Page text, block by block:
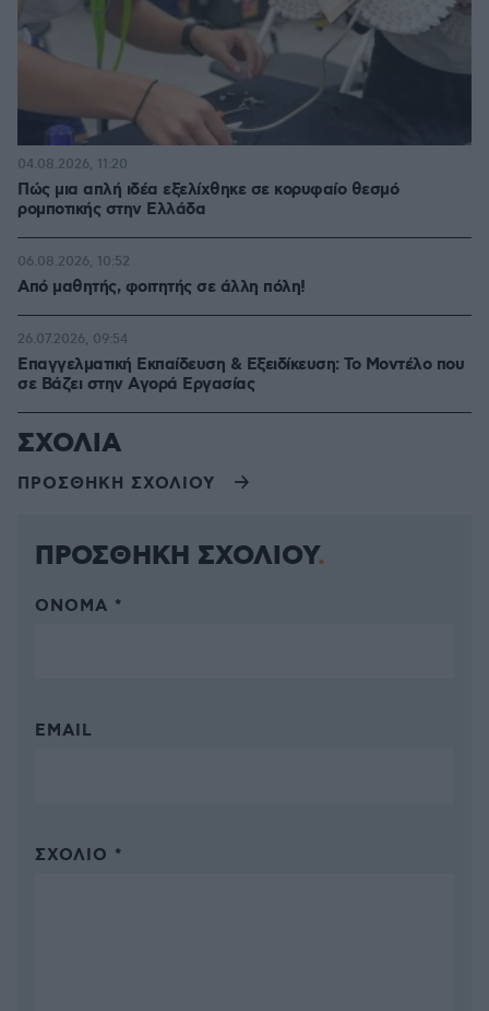
Πώς μια απλή ιδέα εξελίχθηκε σε κορυφαίο θεσμό
ρομποτικής στην Ελλάδα
04.08.2026, 11:20
Από μαθητής, φοιτητής σε άλλη πόλη!
06.08.2026, 10:52
Επαγγελματική Εκπαίδευση & Εξειδίκευση: Το Mοντέλο που
σε Bάζει στην Aγορά Eργασίας
26.07.2026, 09:54
ΣΧΟΛΙΑ
ΠΡΟΣΘΗΚΗ ΣΧΟΛΙΟΥ
ΠΡΟΣΘΗΚΗ ΣΧΟΛΙΟΥ
ΌΝΟΜΑ *
EMAIL
ΣΧΌΛΙΟ *